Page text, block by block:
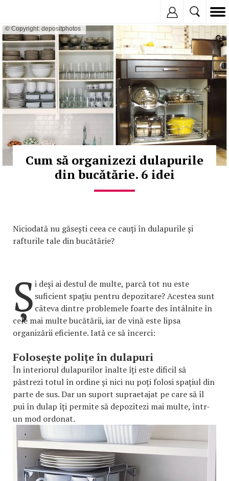
© Copyright: depositphotos
Cum să organizezi dulapurile
din bucătărie. 6 idei
Niciodată nu găsești ceea ce cauți în dulapurile și
rafturile tale din bucătărie?
Și deși ai destul de multe, parcă tot nu este
suficient spațiu pentru depozitare? Acestea sunt
câteva dintre problemele foarte des întâlnite în
cele mai multe bucătării, iar de vină este lipsa
organizării eficiente. Iată ce să încerci:
Folosește polițe în dulapuri
În interiorul dulapurilor înalte îți este dificil să
păstrezi totul în ordine și nici nu poți folosi spațiul din
parte de sus. Dar un suport supraetajat pe care să îl
pui în dulap îți permite să depozitezi mai multe, într-
un mod ordonat.